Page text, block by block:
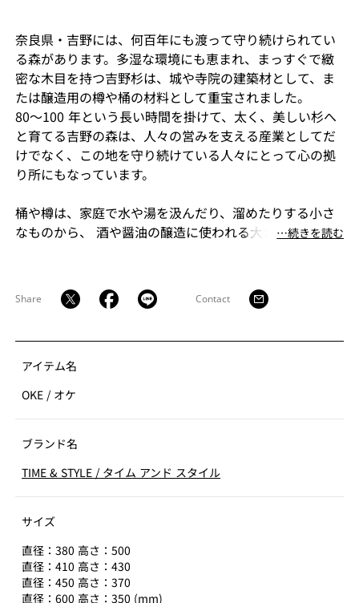
奈良県・吉野には、何百年にも渡って守り続けられてい
る森があります。多湿な環境にも恵まれ、まっすぐで緻
密な木目を持つ吉野杉は、城や寺院の建築材として、ま
たは醸造用の樽や桶の材料として重宝されました。
80～100 年という長い時間を掛けて、太く、美しい杉へ
と育てる吉野の森は、人々の営みを支える産業としてだ
けでなく、この地を守り続けている人々にとって心の拠
り所にもなっています。
桶や樽は、家庭で水や湯を汲んだり、溜めたりする小さ
なものから、 酒や醤油の醸造に使われる大きなものまで
桶は、材料を作る樽丸職人(桶や樽の木の材料を樽丸と言
って作られます。樽丸職人は、木の個性を見抜き、板の
表情が最も生きるように手で削り、次の工程を担う桶結
師へ材料を渡します。桶結師は、桶を立てる際 (曲がった
板を組みあわせ桶の側板をつくること)、組み上げて、箍
(たが) で巻いて締めます。その後、底板をはめ込むこと
で箍 (たが) がしっかり締まり、完成します。
板と板を隙間なく立てることは高い技術と丁寧な研磨の
繰り返しに よって作られます。歴史ある木製のものは、
道具として理にかなったつくりで、修理をしながら長く
化を表した道具です。
私たちは日本の家具メーカーとして、桶を再解釈し、日
⋯続きを読む
Share Contact
アイテム名
OKE / オケ
ブランド名
TIME & STYLE / タイム アンド スタイル
サイズ
直径：380 高さ：500
直径：410 高さ：430
直径：450 高さ：370
直径：600 高さ：350 (mm)